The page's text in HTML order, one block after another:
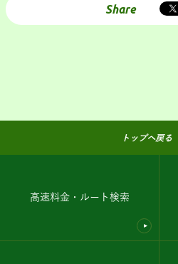
Share
トップへ戻る
高速料金・ルート検索